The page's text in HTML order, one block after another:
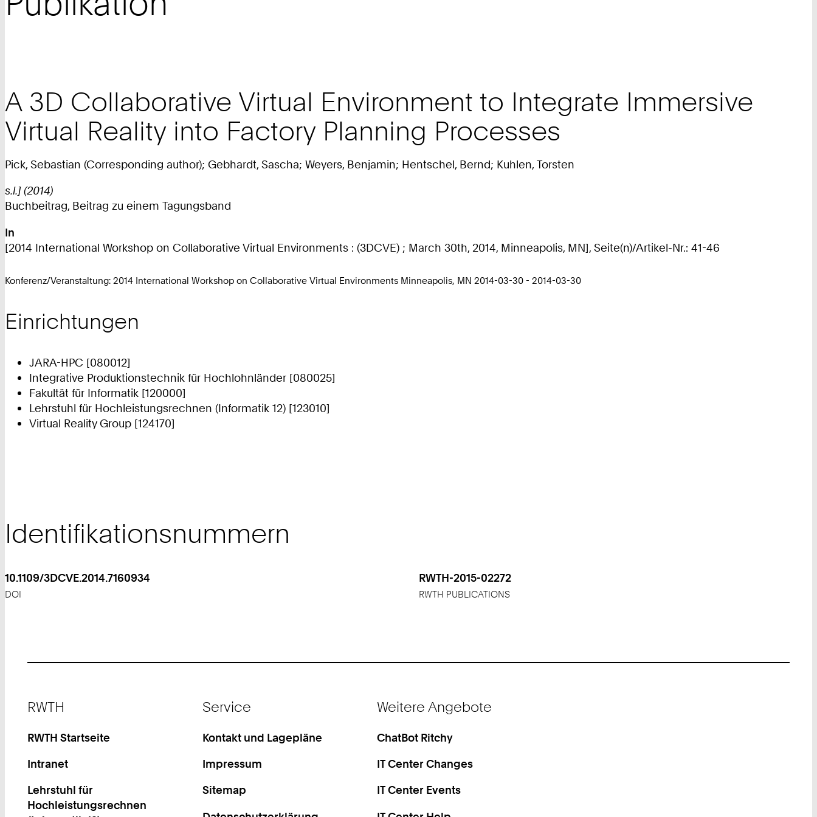
A 3D Collaborative Virtual Environment to Integrate Immersive
Virtual Reality into Factory Planning Processes
Pick, Sebastian (Corresponding author); Gebhardt, Sascha; Weyers, Benjamin; Hentschel, Bernd; Kuhlen, Torsten
s.l.] (2014)
Buchbeitrag, Beitrag zu einem Tagungsband
In
[2014 International Workshop on Collaborative Virtual Environments : (3DCVE) ; March 30th, 2014, Minneapolis, MN], Seite(n)/Artikel-Nr.: 41-46
Konferenz/Veranstaltung: 2014 International Workshop on Collaborative Virtual Environments Minneapolis, MN 2014-03-30 - 2014-03-30
Einrichtungen
JARA-HPC [080012]
Integrative Produktionstechnik für Hochlohnländer [080025]
Fakultät für Informatik [120000]
Lehrstuhl für Hochleistungsrechnen (Informatik 12) [123010]
Virtual Reality Group [124170]
Identifikationsnummern
10.1109/3DCVE.2014.7160934
DOI
RWTH-2015-02272
RWTH PUBLICATIONS
RWTH
RWTH Startseite
Intranet
Lehrstuhl für
Hochleistungsrechnen
Service
Kontakt und Lagepläne
Impressum
Sitemap
Weitere Angebote
ChatBot Ritchy
IT Center Changes
IT Center Events